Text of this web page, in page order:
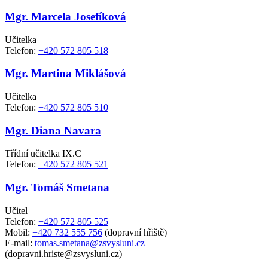
Mgr. Marcela Josefíková
Učitelka
Telefon: +420 572 805 518
Mgr. Martina Miklášová
Učitelka
Telefon: +420 572 805 510
Mgr. Diana Navara
Třídní učitelka IX.C
Telefon: +420 572 805 521
Mgr. Tomáš Smetana
Učitel
Telefon: +420 572 805 525
Mobil: +420 732 555 756 (dopravní hřiště)
E-mail: tomas.smetana@zsvysluni.cz
(dopravni.hriste@zsvysluni.cz)